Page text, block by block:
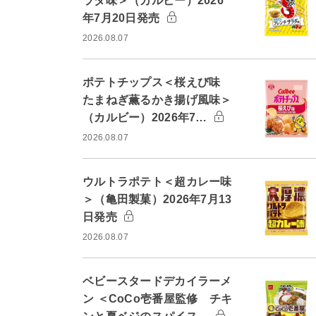
年7月20日発売
2026.08.07
ポテトチップス＜桜えび味
たまねぎ薫るかき揚げ風味＞
（カルビー）2026年7…
2026.08.07
ウルトラポテト＜超カレー味
＞（亀田製菓）2026年7月13
日発売
2026.08.07
ベビースタードデカイラーメ
ン ＜CoCo壱番屋監修 チキ